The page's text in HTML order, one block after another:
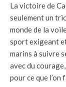
La victoire de
seulement un
monde de la
sport exigeant
marins à suivre
avec du
pour ce que l’on